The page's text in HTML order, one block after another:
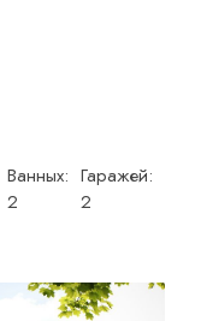
Ванных:
2
Гаражей:
2